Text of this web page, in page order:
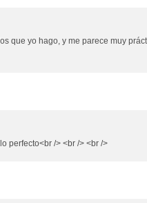
que yo hago, y me parece muy
perfecto<br /> <br /> <br />